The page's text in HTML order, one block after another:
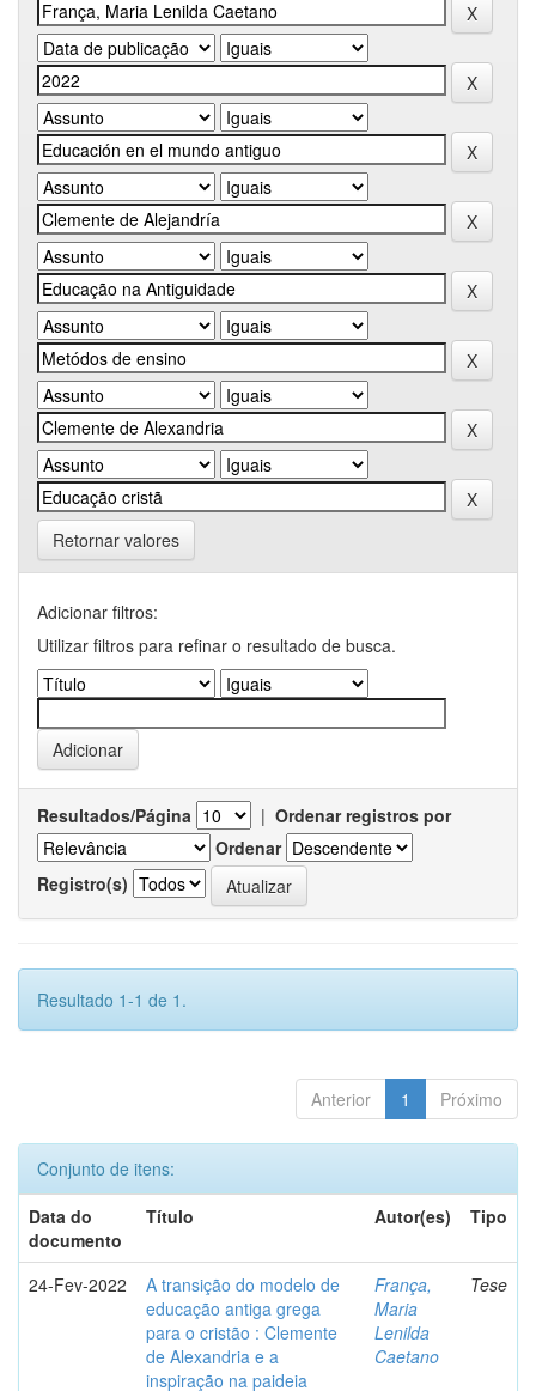
Retornar valores
Adicionar filtros:
Utilizar filtros para refinar o resultado de busca.
Resultados/Página | Ordenar registros por
Ordenar
Registro(s)
Resultado 1-1 de 1.
Anterior 1 Próximo
Conjunto de itens:
Data do
documento
Título Autor(es) Tipo
24-Fev-2022
A transição do modelo de
educação antiga grega
para o cristão : Clemente
de Alexandria e a
inspiração na paideia
França,
Maria
Lenilda
Caetano
Tese